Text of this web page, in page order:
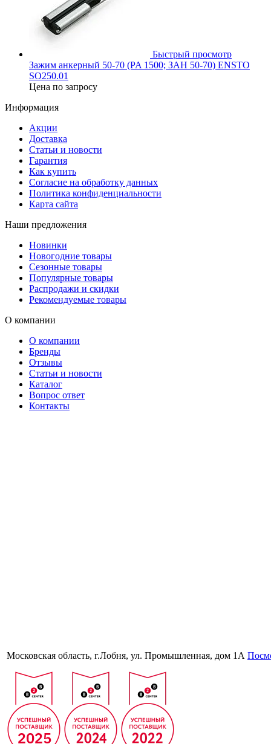
Быстрый просмотр
Зажим анкерный 50-70 (PA 1500; ЗАН 50-70) ENSTO
SO250.01
Цена по запросу
Информация
Акции
Доставка
Статьи и новости
Гарантия
Как купить
Согласие на обработку данных
Политика конфиденциальности
Карта сайта
Наши предложения
Новинки
Новогодние товары
Сезонные товары
Популярные товары
Распродажи и скидки
Рекомендуемые товары
О компании
О компании
Бренды
Отзывы
Статьи и новости
Каталог
Вопрос ответ
Контакты
Московская область, г.Лобня, ул. Промышленная, дом 1А